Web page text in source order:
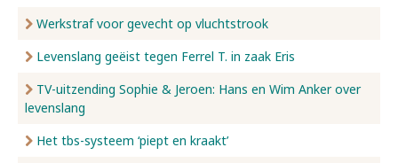
Werkstraf voor gevecht op vluchtstrook
Levenslang geëist tegen Ferrel T. in zaak Eris
TV-uitzending Sophie & Jeroen: Hans en Wim Anker over
levenslang
Het tbs-systeem ‘piept en kraakt’